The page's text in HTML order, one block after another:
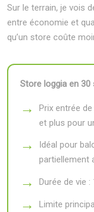
Sur le terrain, je vois
entre économie et
qu’un store coûte
Store loggia en 30
Prix entrée
et plus pour
Idéal pour
partiellement
Durée de vie
Limite